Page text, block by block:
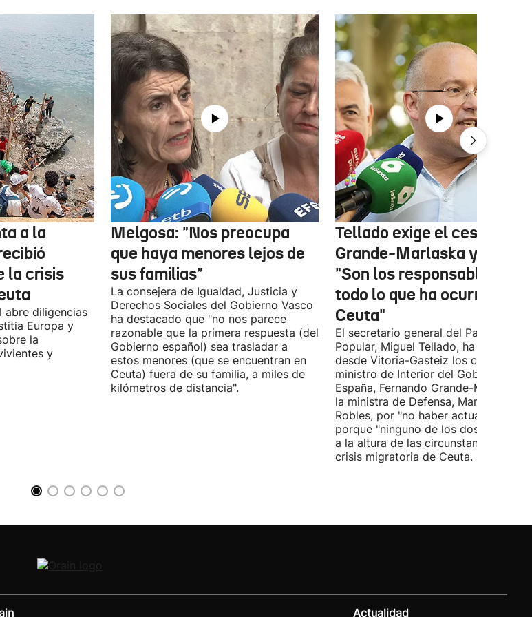
a la
la crisis
abre diligencias
Europa y
la
y
Melgosa: "Nos preocupa
que haya menores lejos de
sus familias"
La consejera de Igualdad, Justicia y
Derechos Sociales del Gobierno Vasco
ha destacado que "no nos parece
razonable que la primera respuesta (del
Gobierno español) sea trasladar a
estos menores (que se encuentran en
Ceuta) fuera de su familia, a miles de
kilómetros de distancia".
Tellado exige el cese de
Grande-Marlaska y
"Son los responsables de
todo lo que ha ocurrido en
Ceuta"
El secretario general del Partido
Popular, Miguel Tellado, ha exigido
desde Vitoria-Gasteiz los ceses del
ministro de Interior del Gobierno de
España, Fernando Grande-Marlaska, y
la ministra de Defensa, Margarita
Robles, por "no haber actuado" y
porque "ninguno de los dos ha
a la altura de las circunstancias" ante
crisis migratoria de Ceuta.
Actualidad